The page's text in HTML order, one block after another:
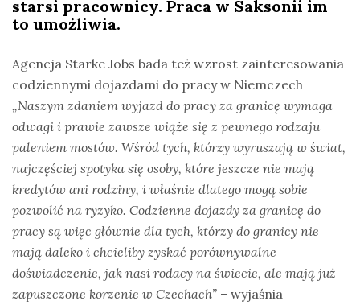
starsi pracownicy. Praca w Saksonii im
to umożliwia.
Agencja Starke Jobs bada też wzrost zainteresowania
codziennymi dojazdami do pracy w Niemczech
„Naszym zdaniem wyjazd do pracy za granicę wymaga
odwagi i prawie zawsze wiąże się z pewnego rodzaju
paleniem mostów. Wśród tych, którzy wyruszają w świat,
najczęściej spotyka się osoby, które jeszcze nie mają
kredytów ani rodziny, i właśnie dlatego mogą sobie
pozwolić na ryzyko. Codzienne dojazdy za granicę do
pracy są więc głównie dla tych, którzy do granicy nie
mają daleko i chcieliby zyskać porównywalne
doświadczenie, jak nasi rodacy na świecie, ale mają już
zapuszczone korzenie w Czechach” – wyjaśnia